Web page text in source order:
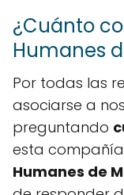
¿Cuánto
Humanes
Por todas las
asociarse a
preguntando
esta
Humanes de